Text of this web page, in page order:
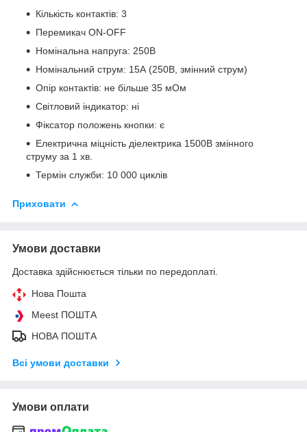
Кількість контактів: 3
Перемикач ON-OFF
Номінальна напруга: 250В
Номінальний струм: 15А (250В, змінний струм)
Опір контактів: не більше 35 мОм
Світловий індикатор: ні
Фіксатор положень кнопки: є
Електрична міцність діелектрика 1500В змінного
струму за 1 хв.
Термін служби: 10 000 циклів
Приховати
Умови доставки
Доставка здійснюється тільки по передоплаті.
Нова Пошта
Meest ПОШТА
НОВА ПОШТА
Всі умови доставки
Умови оплати